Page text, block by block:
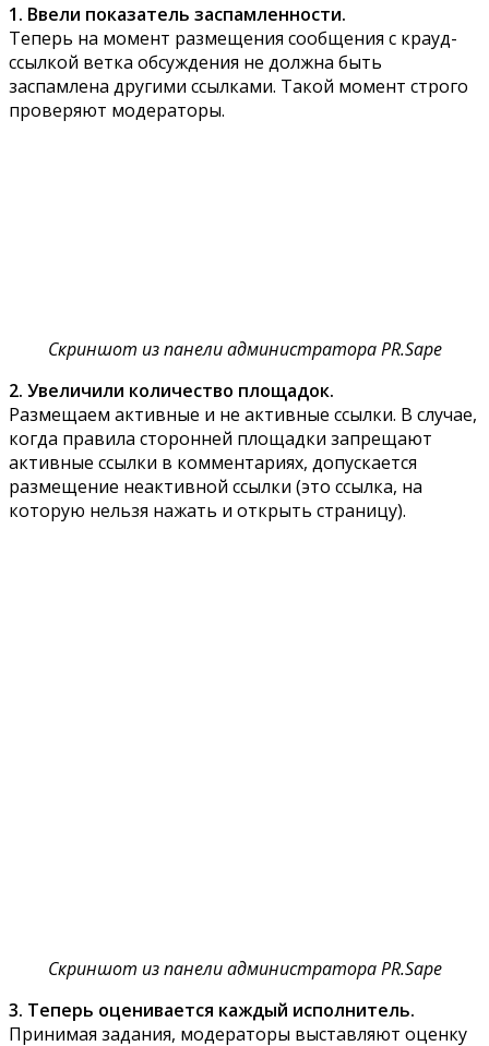
1. Ввели показатель заспамленности.
Теперь на момент размещения сообщения с крауд-
ссылкой ветка обсуждения не должна быть
заспамлена другими ссылками. Такой момент строго
проверяют модераторы.
Скриншот из панели администратора PR.Sape
2. Увеличили количество площадок.
Размещаем активные и не активные ссылки. В случае,
когда правила сторонней площадки запрещают
активные ссылки в комментариях, допускается
размещение неактивной ссылки (это ссылка, на
которую нельзя нажать и открыть страницу).
Скриншот из панели администратора PR.Sape
3. Теперь оценивается каждый исполнитель.
Принимая задания, модераторы выставляют оценку